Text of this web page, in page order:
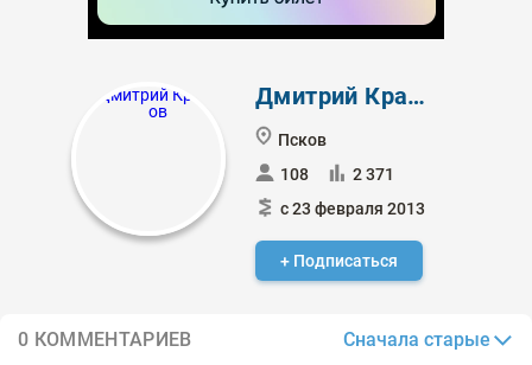
Дмитрий Краснов
Псков
108
2 371
с 23 февраля 2013
+ Подписаться
0 КОММЕНТАРИЕВ Сначала старые